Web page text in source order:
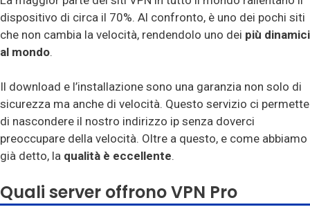
dispositivo di circa il 70%. Al confronto, è uno dei pochi siti
che non cambia la velocità, rendendolo uno dei più dinamici
al mondo.
Il download e l’installazione sono una garanzia non solo di
sicurezza ma anche di velocità. Questo servizio ci permette
di nascondere il nostro indirizzo ip senza doverci
preoccupare della velocità. Oltre a questo, e come abbiamo
già detto, la qualità è eccellente.
Quali server offrono VPN Pro